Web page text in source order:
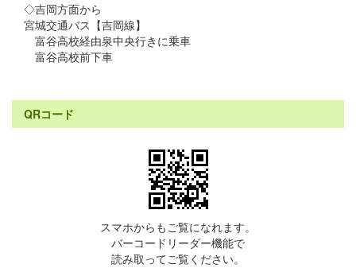
◇吉岡方面から
宮城交通バス【吉岡線】
富谷高校経由泉中央行きに乗車
富谷高校前下車
QRコード
スマホからもご覧になれます。
バーコードリーダー機能で
読み取ってご覧ください。